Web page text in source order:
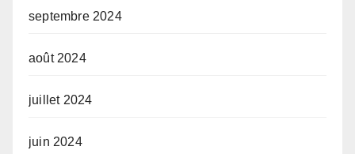
septembre 2024
août 2024
juillet 2024
juin 2024